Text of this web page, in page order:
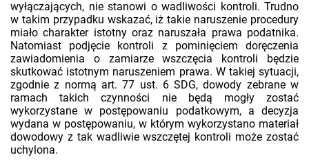
wyłączających, nie stanowi o wadliwości kontroli. Trudno
w takim przypadku wskazać, iż takie naruszenie procedury
miało charakter istotny oraz naruszała prawa podatnika.
Natomiast podjęcie kontroli z pominięciem doręczenia
zawiadomienia o zamiarze wszczęcia kontroli będzie
skutkować istotnym naruszeniem prawa. W takiej sytuacji,
zgodnie z normą art. 77 ust. 6 SDG, dowody zebrane w
ramach takich czynności nie będą mogły zostać
wykorzystane w postępowaniu podatkowym, a decyzja
wydana w postępowaniu, w którym wykorzystano materiał
dowodowy z tak wadliwie wszczętej kontroli może zostać
uchylona.